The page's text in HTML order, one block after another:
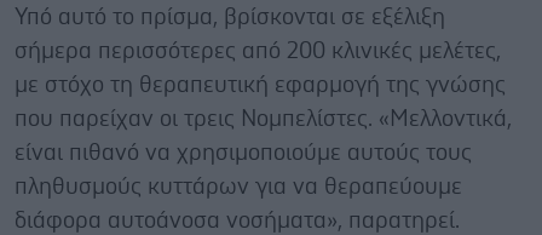
Υπό αυτό το πρίσμα, βρίσκονται σε εξέλιξη
σήμερα περισσότερες από 200 κλινικές μελέτες,
με στόχο τη θεραπευτική εφαρμογή της γνώσης
που παρείχαν οι τρεις Νομπελίστες. «Μελλοντικά,
είναι πιθανό να χρησιμοποιούμε αυτούς τους
πληθυσμούς κυττάρων για να θεραπεύουμε
διάφορα αυτοάνοσα νοσήματα», παρατηρεί.